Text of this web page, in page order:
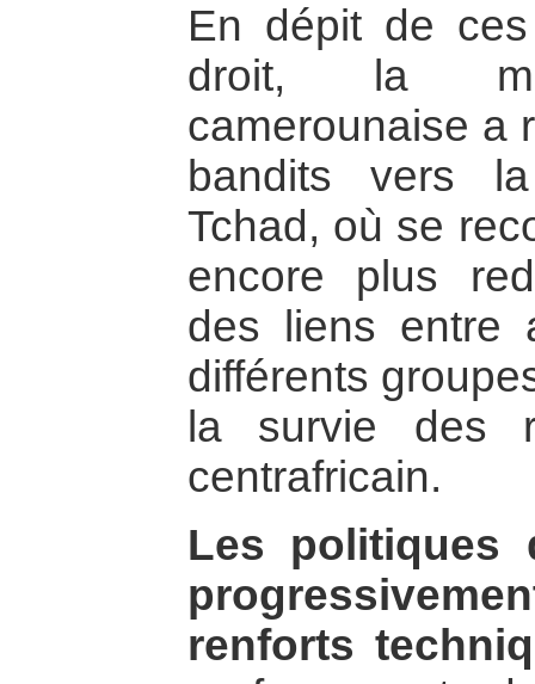
En dépit de
droit, la
camerounaise a
bandits vers
Tchad, où se
encore plus
des liens entre
différents
la survie des
centrafricain.
Les politiques
renforts